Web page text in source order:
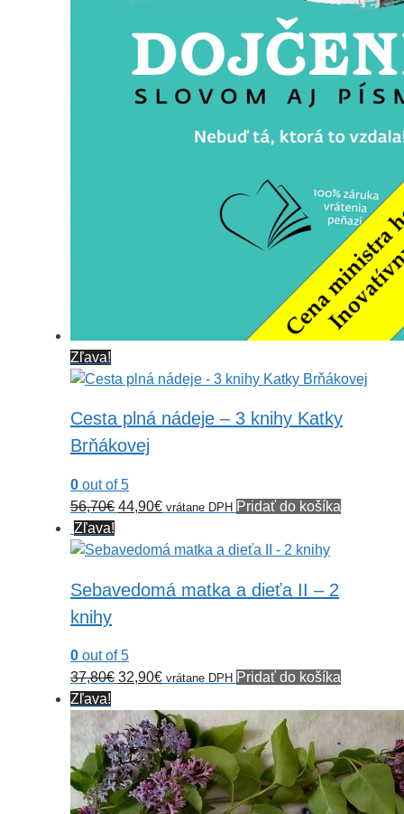
Zľava!
Cesta plná nádeje – 3 knihy Katky
Brňákovej
0 out of 5
56,70€ Pôvodná
bola:
44,90€Aktuálna
je:
vrátane DPH Pridať do košíka
Zľava!
Sebavedomá matka a dieťa II – 2
knihy
0 out of 5
37,80€ Pôvodná
bola:
37,80€.
32,90€Aktuálna
je:
32,90€.
vrátane DPH Pridať do košíka
Zľava!